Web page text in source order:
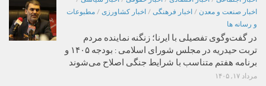
اخبار صنعت و معدن / اخبار فرهنگی / اخبار کشاورزی / مطبوعات
و رسانه ها
در گفت‌وگوی تفصیلی با ایرنا؛ زنگنه نماینده مردم
تربت حیدریه در مجلس شورای اسلامی : بودجه ۱۴۰۵ و
برنامه هفتم متناسب با شرایط جنگی اصلاح می‌شوند
مرداد ۱۷, ۱۴۰۵